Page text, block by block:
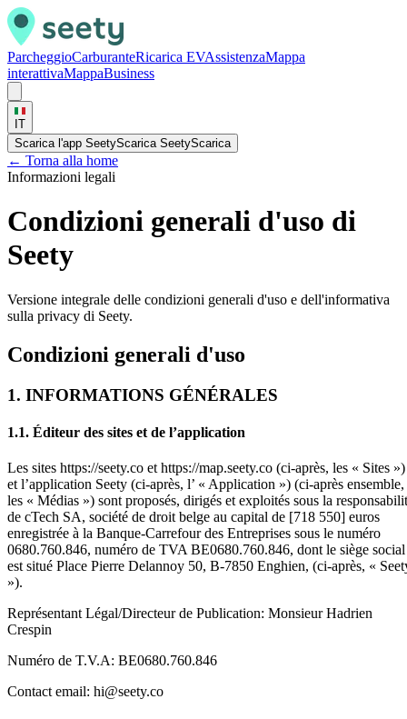
ParcheggioCarburanteRicarica EVAssistenzaMappa
interattivaMappaBusiness
IT
Scarica l'app SeetyScarica SeetyScarica
← Torna alla home
Informazioni legali
Condizioni generali d'uso di
Seety
Versione integrale delle condizioni generali d'uso e dell'informativa
sulla privacy di Seety.
Condizioni generali d'uso
1. INFORMATIONS GÉNÉRALES
1.1. Éditeur des sites et de l’application
Les sites https://seety.co et https://map.seety.co (ci-après, les « Sites »)
et l’application Seety (ci-après, l’ « Application ») (ci-après ensemble,
les « Médias ») sont proposés, dirigés et exploités sous la
de cTech SA, société de droit belge au capital de [718 550] euros
enregistrée à la Banque-Carrefour des Entreprises sous le numéro
0680.760.846, numéro de TVA BE0680.760.846, dont le siège social
est situé Place Pierre Delannoy 50, B-7850 Enghien, (ci-après, «
»).
Représentant Légal/Directeur de Publication: Monsieur Hadrien
Crespin
Numéro de T.V.A: BE0680.760.846
Contact email: hi@seety.co